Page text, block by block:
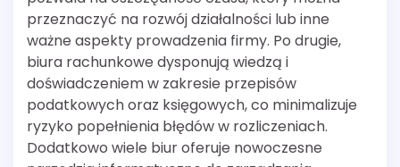
przeznaczyć na rozwój działalności lub inne
ważne aspekty prowadzenia firmy. Po drugie,
biura rachunkowe dysponują wiedzą i
doświadczeniem w zakresie przepisów
podatkowych oraz księgowych, co minimalizuje
ryzyko popełnienia błędów w rozliczeniach.
Dodatkowo wiele biur oferuje nowoczesne